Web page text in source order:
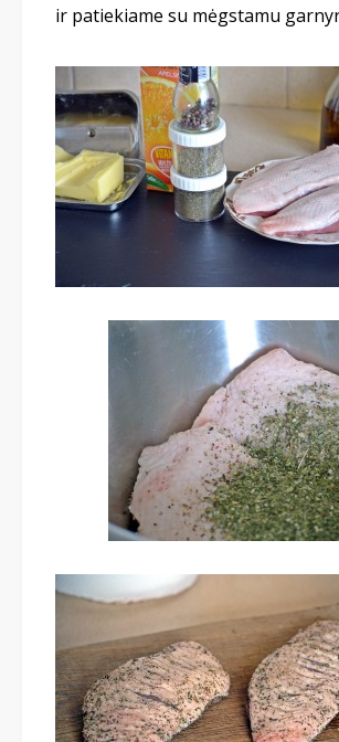
ir patiekiame su mėgstamu